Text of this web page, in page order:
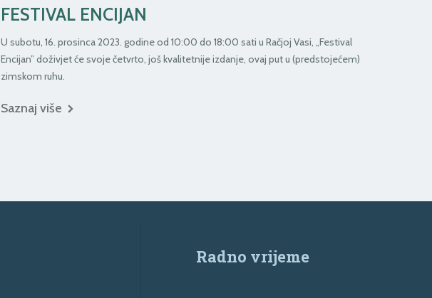
FESTIVAL ENCIJAN
U subotu, 16. prosinca 2023. godine od 10:00 do 18:00 sati u Račjoj Vasi, „Festival
Encijan” doživjet će svoje četvrto, još kvalitetnije izdanje, ovaj put u (predstojećem)
zimskom ruhu.
Saznaj više
Radno vrijeme